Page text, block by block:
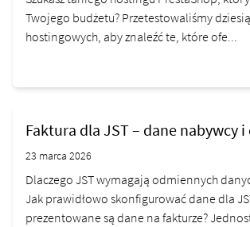
Twojego budżetu? Przetestowaliśmy
hostingowych, aby znaleźć te, które ofe...
Faktura dla JST – dane nabywcy
23 marca 2026
Dlaczego JST wymagają odmiennych
Jak prawidłowo skonfigurować dane dla
prezentowane są dane na fakturze?